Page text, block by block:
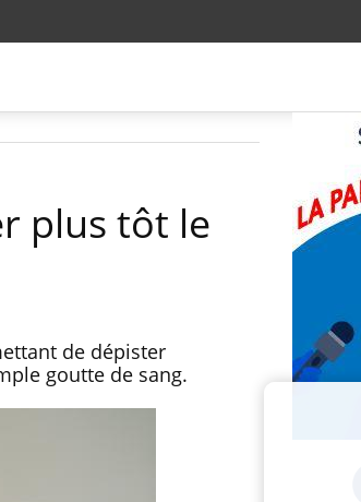
plus tôt le
de dépister
goutte de sang.